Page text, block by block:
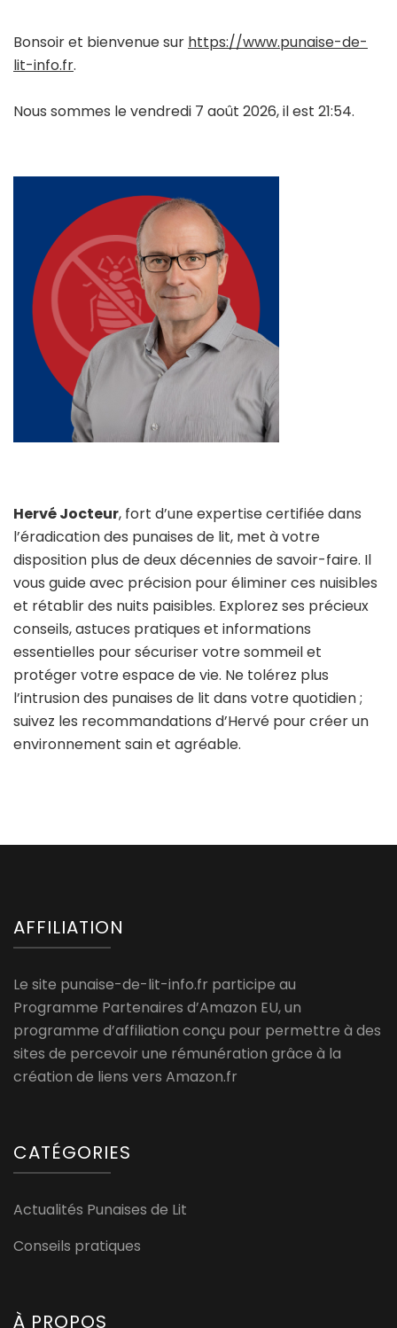
Bonsoir et bienvenue sur https://www.punaise-de-
lit-info.fr.
Nous sommes le vendredi 7 août 2026, il est 21:54.
Hervé Jocteur, fort d’une expertise certifiée dans
l’éradication des punaises de lit, met à votre
disposition plus de deux décennies de savoir-faire. Il
vous guide avec précision pour éliminer ces nuisibles
et rétablir des nuits paisibles. Explorez ses précieux
conseils, astuces pratiques et informations
essentielles pour sécuriser votre sommeil et
protéger votre espace de vie. Ne tolérez plus
l’intrusion des punaises de lit dans votre quotidien ;
suivez les recommandations d’Hervé pour créer un
environnement sain et agréable.
AFFILIATION
Le site punaise-de-lit-info.fr participe au
Programme Partenaires d’Amazon EU, un
programme d’affiliation conçu pour permettre à des
sites de percevoir une rémunération grâce à la
création de liens vers Amazon.fr
CATÉGORIES
Actualités Punaises de Lit
Conseils pratiques
À PROPOS